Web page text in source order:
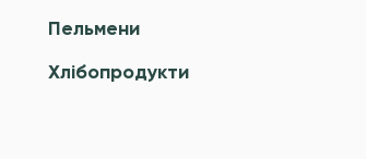
Пельмени
Хлібопродукти